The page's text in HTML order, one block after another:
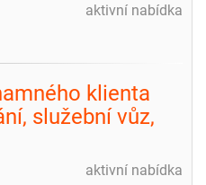
aktivní nabídka
klienta
služební vůz,
aktivní nabídka